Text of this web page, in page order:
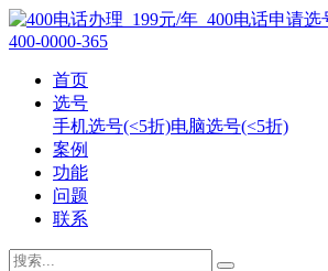
400-0000-365
首页
选号
手机选号(<5折)电脑选号(<5折)
案例
功能
问题
联系